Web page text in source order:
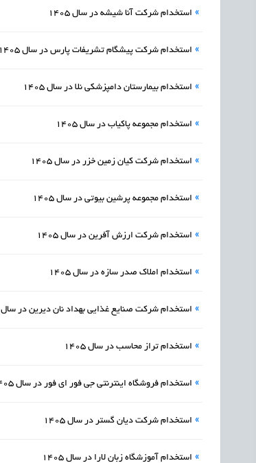
» استخدام شرکت آنا شیشه در سال 1405
» استخدام شرکت پیشگام تشریفات پارس در سال 1405
» استخدام بیمارستان دامپزشکی نلا در سال 1405
» استخدام مجموعه پاکیاب در سال 1405
» استخدام شرکت کیان زمین خزر در سال 1405
» استخدام مجموعه پرشین بیوتی در سال 1405
» استخدام شرکت ارزش آفرین در سال 1405
» استخدام املاک صدر سازه در سال 1405
» استخدام شرکت صنایع غذایی بهداد نان دیرین در سال 1405
» استخدام تراز محاسب در سال 1405
» استخدام فروشگاه اینترنتی جی فور ای فور در سال 1405
» استخدام شرکت دیان گستر در سال 1405
» استخدام آموزشگاه زبان لارا در سال 1405